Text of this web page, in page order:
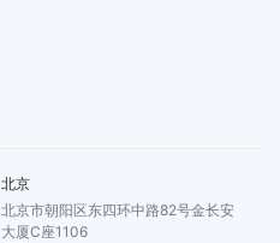
北京
北京市朝阳区东四环中路82号金长安
大厦C座1106